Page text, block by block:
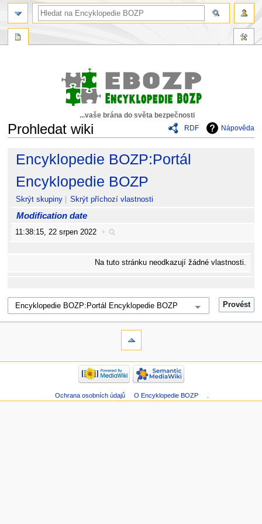
...vaše brána do světa bezpečnosti
RDF
Nápověda
Prohledat wiki
Skočit
navigaci
Skočit
vyhledávání
Encyklopedie BOZP:Portál
Encyklopedie BOZP
Skrýt skupiny Skrýt příchozí vlastnosti
Modification date
11:38:15, 22 srpen 2022 +
Na tuto stránku neodkazují žádné vlastnosti.
Ochrana osobních údajů O Encyklopedie BOZP